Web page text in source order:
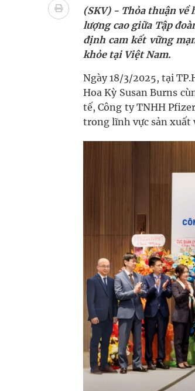
Cách âm nhạc trị liệu được “đo
Dự báo thời tiết ngày 08/8/
Đắk Lắk: Đẩy nhanh tiến độ
Tổng hợp những cách trị thâm
(SKV) - Thỏa thuận về
lượng cao giữa Tập
định cam kết vững
khỏe tại Việt Nam.
Ngày 18/3/2025, tại
Hoa Kỳ Susan Burns
tế, Công ty TNHH
trong lĩnh vực sản xuất